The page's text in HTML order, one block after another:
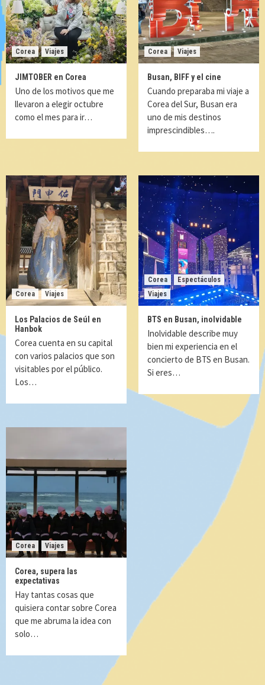
Corea Viajes
JIMTOBER en Corea
Uno de los motivos que me
llevaron a elegir octubre
como el mes para ir…
Corea Viajes
Busan, BIFF y el cine
Cuando preparaba mi viaje a
Corea del Sur, Busan era
uno de mis destinos
imprescindibles….
Corea Viajes
Los Palacios de Seúl en
Hanbok
Corea cuenta en su capital
con varios palacios que son
visitables por el público.
Los…
Corea
Espectáculos
Viajes
BTS en Busan, inolvidable
Inolvidable describe muy
bien mi experiencia en el
concierto de BTS en Busan.
Si eres…
Corea Viajes
Corea, supera las
expectativas
Hay tantas cosas que
quisiera contar sobre Corea
que me abruma la idea con
solo…